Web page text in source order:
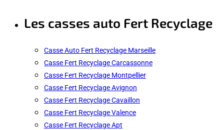
Les casses auto Fert Recyclage
Casse Auto Fert Recyclage Marseille
Casse Fert Recyclage Carcassonne
Casse Fert Recyclage Montpellier
Casse Fert Recyclage Avignon
Casse Fert Recyclage Cavaillon
Casse Fert Recyclage Valence
Casse Fert Recyclage Apt